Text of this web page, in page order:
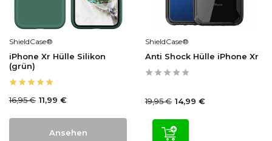
ShieldCase®
iPhone Xr Hülle Silikon
(grün)
16,95 € 11,99 €
Ansehen
ShieldCase®
Anti Shock Hülle iPhone Xr
19,95 € 14,99 €